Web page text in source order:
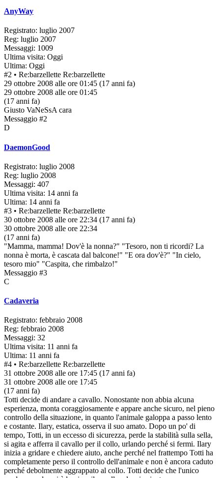
AnyWay
Registrato: luglio 2007
Reg: luglio 2007
Messaggi: 1009
Ultima visita: Oggi
Ultima: Oggi
#2 • Re:barzellette Re:barzellette
29 ottobre 2008 alle ore 01:45 (17 anni fa)
29 ottobre 2008 alle ore 01:45
(17 anni fa)
Giusto VaNeSsA cara
Messaggio #2
D
DaemonGood
Registrato: luglio 2008
Reg: luglio 2008
Messaggi: 407
Ultima visita: 14 anni fa
Ultima: 14 anni fa
#3 • Re:barzellette Re:barzellette
30 ottobre 2008 alle ore 22:34 (17 anni fa)
30 ottobre 2008 alle ore 22:34
(17 anni fa)
"Mamma, mamma! Dov'è la nonna?" "Tesoro, non ti ricordi? La
nonna è morta, è cascata dal balcone!" "E ora dov'è?" "In cielo,
tesoro mio" "Caspita, che rimbalzo!"
Messaggio #3
C
Cadaveria
Registrato: febbraio 2008
Reg: febbraio 2008
Messaggi: 32
Ultima visita: 11 anni fa
Ultima: 11 anni fa
#4 • Re:barzellette Re:barzellette
31 ottobre 2008 alle ore 17:45 (17 anni fa)
31 ottobre 2008 alle ore 17:45
(17 anni fa)
Totti decide di andare a cavallo. Nonostante non abbia alcuna
esperienza, monta coraggiosamente e appare anche sicuro, nel pieno
controllo della situazione, in quanto l'animale galoppa a passo lento
e costante. Ilary, estatica, osserva il suo amato. Dopo un po' di
tempo, Totti, in un eccesso di sicurezza, perde la stabilità sulla sella,
si agita e afferra il cavallo per il collo, urlando perché si fermi. Ilary
inizia a gridare e chiedere aiuto, anche perché nel frattempo Totti ha
completamente perso il controllo dell'animale e non è ancora caduto
perché debolmente aggrappato al collo. Totti decide che l'unico